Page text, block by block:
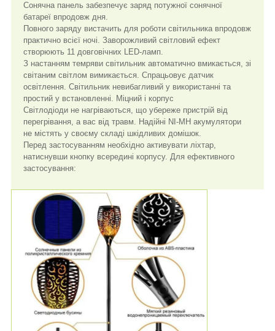
Сонячна панель забезпечує заряд потужної сонячної
батареї впродовж дня.
Повного заряду вистачить для роботи світильника впродовж
практично всієї ночі. Заворожливий світловий ефект
створюють 11 довговічних LED-ламп.
З настанням темряви світильник автоматично вмикається, зі
світаним світлом вимикається. Спрацьовує датчик
освітлення. Світильник невибагливий у використанні та
простий у встановленні. Міцний і корпус
Світлодіоди не нагріваються, що убереже пристрій від
перегрівання, а вас від травм. Надійні NI-MH акумулятори
не містять у своєму складі шкідливих домішок.
Перед застосуванням необхідно активувати ліхтар,
натиснувши кнопку всередині корпусу. Для ефективного
застосування: